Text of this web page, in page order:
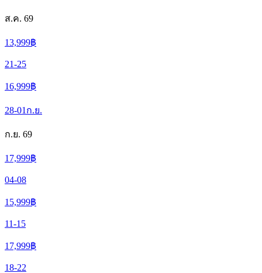
ส.ค. 69
13,999฿
21-25
16,999฿
28-01 ก.ย.
ก.ย. 69
17,999฿
04-08
15,999฿
11-15
17,999฿
18-22